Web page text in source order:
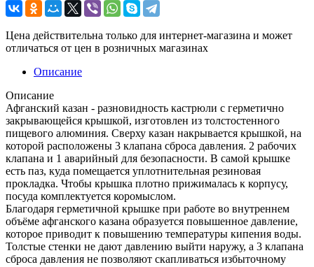
Цена действительна только для интернет-магазина и может
отличаться от цен в розничных магазинах
Описание
Описание
Афганский казан - разновидность кастрюли с герметично
закрывающейся крышкой, изготовлен из толстостенного
пищевого алюминия. Сверху казан накрывается крышкой, на
которой расположены 3 клапана сброса давления. 2 рабочих
клапана и 1 аварийный для безопасности. В самой крышке
есть паз, куда помещается уплотнительная резиновая
прокладка. Чтобы крышка плотно прижималась к корпусу,
посуда комплектуется коромыслом.
Благодаря герметичной крышке при работе во внутреннем
объёме афганского казана образуется повышенное давление,
которое приводит к повышению температуры кипения воды.
Толстые стенки не дают давлению выйти наружу, а 3 клапана
сброса давления не позволяют скапливаться избыточному